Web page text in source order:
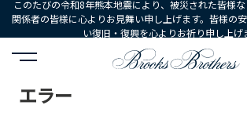
このたびの令和8年熊本地震により、被災された皆様
関係者の皆様に心よりお見舞い申し上げます。皆様の
い復旧・復興を心よりお祈り申し上げ
HOME
エラー